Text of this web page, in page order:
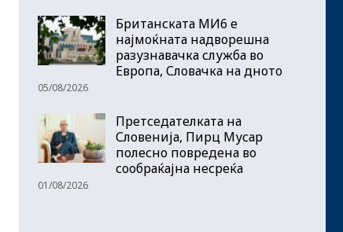
Британската МИ6 е
најмоќната надворешна
разузнавачка служба во
Европа, Словачка на дното
05/08/2026
Претседателката на
Словенија, Пирц Мусар
полесно повредена во
сообраќајна несреќа
01/08/2026